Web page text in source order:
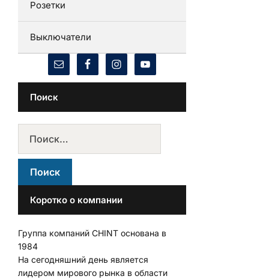
Розетки
Выключатели
Поиск
Коротко о компании
Группа компаний CHINT основана в
1984
На сегодняшний день является
лидером мирового рынка в области